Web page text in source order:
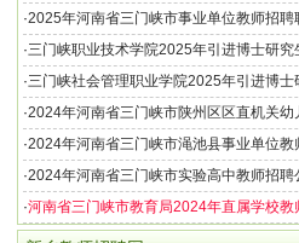
告
·2025年河南省三门峡市事业单位教师招聘
·三门峡职业技术学院2025年引进博士研究
·三门峡社会管理职业学院2025年引进博士
告
·2024年河南省三门峡市陕州区区直机关幼
教师公告
·2024年河南省三门峡市渑池县事业单位教
告
·2024年河南省三门峡市实验高中教师招聘
·河南省三门峡市教育局2024年直属学校教
告（208名）